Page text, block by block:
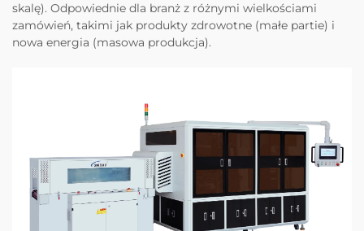
skalę). Odpowiednie dla branż z różnymi wielkościami
zamówień, takimi jak produkty zdrowotne (małe partie) i
nowa energia (masowa produkcja).